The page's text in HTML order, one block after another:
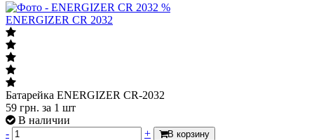
%
ENERGIZER CR 2032
Батарейка ENERGIZER CR-2032
59 грн. за 1 шт
В наличии
-
+ В корзину